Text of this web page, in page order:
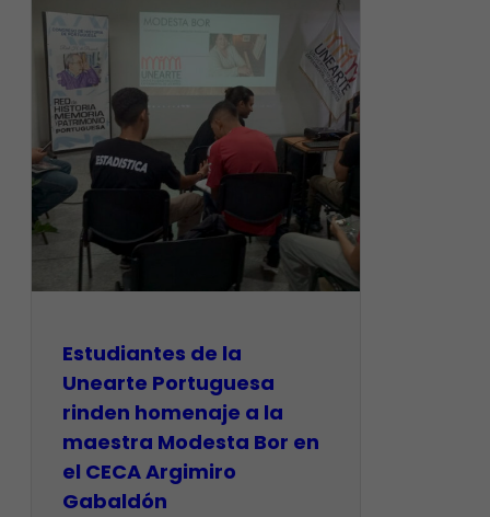
Estudiantes de la
Unearte Portuguesa
rinden homenaje a la
maestra Modesta Bor en
el CECA Argimiro
Gabaldón